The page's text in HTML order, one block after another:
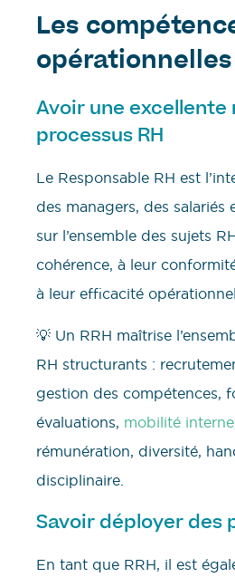
Les
opérationnelles
Avoir une excellente
processus RH
Le Responsable RH est
des managers, des salariés
sur l’ensemble des sujets
cohérence, à leur
à leur efficacité
💡 Un RRH maîtrise
RH structurants :
gestion des compétences,
évaluations, mobilité interne
rémunération, diversité,
disciplinaire.
Savoir déployer des
En tant que RRH, il est